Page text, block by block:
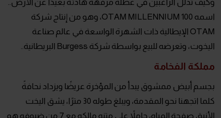
وكيف تدلل الراغبين في عطلة مرفهة هادئة بعيدًا عن الأرض..
اسمه OTAM MILLENNIUM 100، وهو من إنتاج شركة
OTAM الإيطالية ذات الشهرة الواسعة في عالم صناعة
اليخوت، وتعرضه للبيع بواسطة شركة Burgess البريطانية..
مملكة الفخامة
بجسم أبيض ممشوق يبدأ من المؤخرة عريضًا ويزداد نحافةً
كلما اتجهنا نحو المقدمة، ويبلغ طوله 30 مترًا، يشق اليخت
الأنيق صفحة المياه، حاملاً على متنه مالكه مع 7 من ضيوفه هم